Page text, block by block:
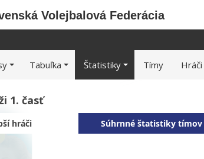
Volejbalová Federácia
Tabuľka Štatistiky Tímy Hráči
1. časť
hráči Súhrnné štatistiky tímov